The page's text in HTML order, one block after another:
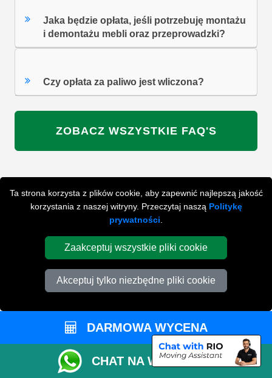
Ta strona korzysta z plików cookie, aby zapewnić najlepszą jakość
korzystania z naszej witryny. Przeczytaj naszą Politykę
prywatności
Zaakceptuj wszystkie pliki cookie
Akceptuj tylko niezbędne pliki cookie
Jaka będzie opłata, jeśli potrzebuję montażu
i demontażu mebli oraz przeprowadzki?
Czy opłata za paliwo jest wliczona?
ZOBACZ WSZYSTKIE FAQ'S
PYTANIACH
ZACZNIJ WPISYWAĆ SWOJE PYTANIE I WYBIERZ Z
PONIŻSZYCH WYNIKÓW
PRZYGOTUJ SIĘ DO SWOJEJ
PRZEPROWADZKI
DARMOWA WYCENA
CHAT NA WHATSAPP